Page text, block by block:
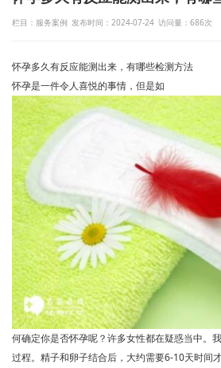
栏目：服务案例 发布时间：2024-07-24 访问量：686次
怀孕多久有反应能测出来，有哪些检测方法
怀孕是一件令人喜悦的事情，但是如
何确定你是否怀孕呢？许多女性都在疑惑当中。
过程。精子和卵子结合后，大约需要6-10天时间